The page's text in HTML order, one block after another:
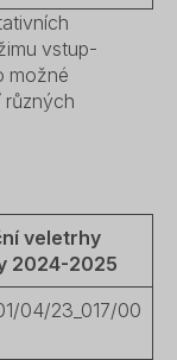
vstup-
možné
různých
veletrhy
2024-2025
04/23_017/00